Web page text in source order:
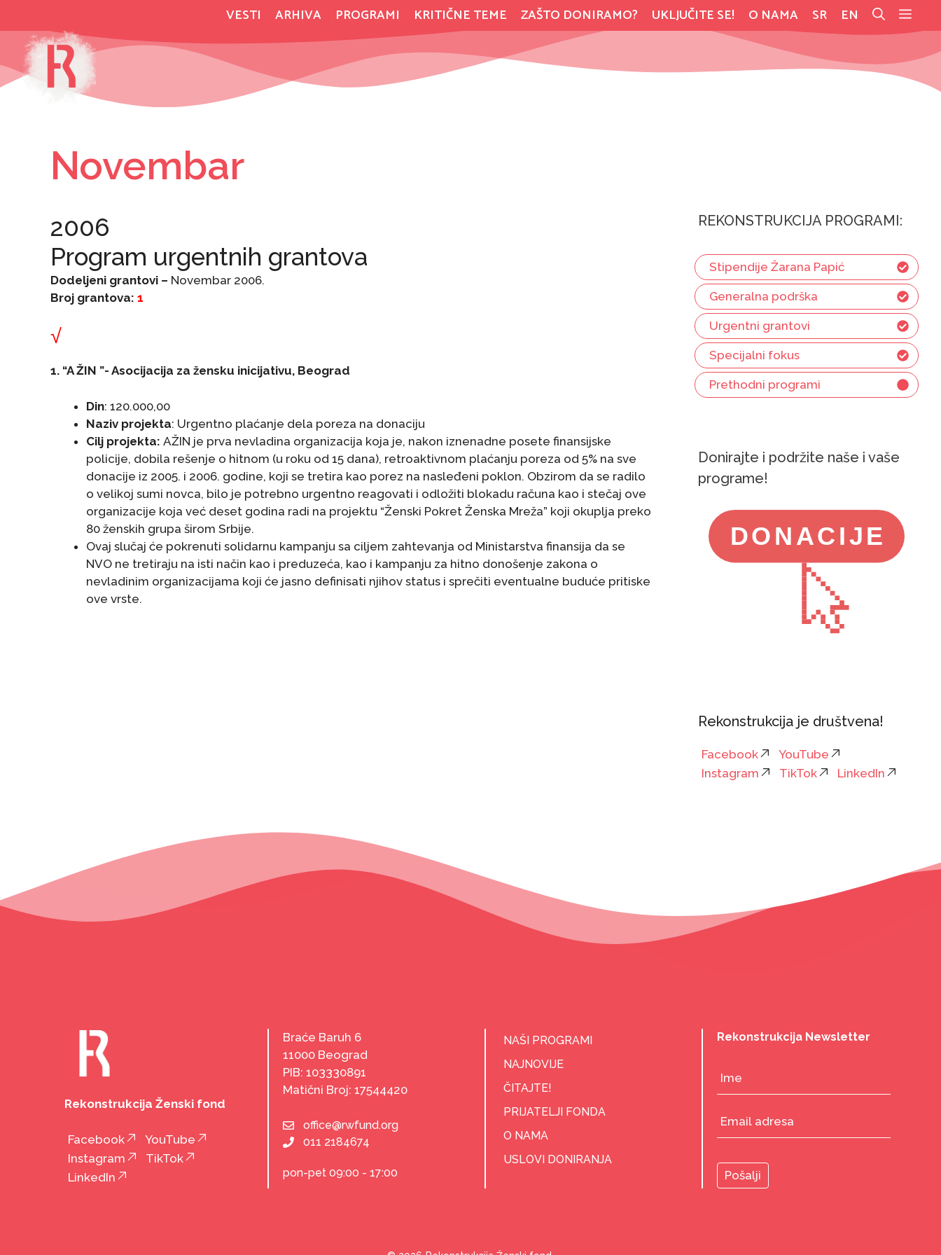
content
VESTI ARHIVA PROGRAMI KRITIČNE TEME ZAŠTO DONIRAMO? UKLJUČITE SE! O NAMA SR EN
Novembar
2006
Program urgentnih grantova
Dodeljeni grantovi – Novembar 2006.
Broj grantova: 1
√
1. “A ŽIN ”- Asocijacija za žensku inicijativu, Beograd
Din: 120.000,00
Naziv projekta: Urgentno plaćanje dela poreza na donaciju
Cilj projekta: AŽIN je prva nevladina organizacija koja je, nakon iznenadne posete finansijske
policije, dobila rešenje o hitnom (u roku od 15 dana), retroaktivnom plaćanju poreza od 5% na sve
donacije iz 2005. i 2006. godine, koji se tretira kao porez na nasleđeni poklon. Obzirom da se radilo
o velikoj sumi novca, bilo je potrebno urgentno reagovati i odložiti blokadu računa kao i stečaj ove
organizacije koja već deset godina radi na projektu “Ženski Pokret Ženska Mreža” koji okuplja preko
80 ženskih grupa širom Srbije.
Ovaj slučaj će pokrenuti solidarnu kampanju sa ciljem zahtevanja od Ministarstva finansija da se
NVO ne tretiraju na isti način kao i preduzeća, kao i kampanju za hitno donošenje zakona o
nevladinim organizacijama koji će jasno definisati njihov status i sprečiti eventualne buduće pritiske
ove vrste.
REKONSTRUKCIJA PROGRAMI:
Stipendije Žarana Papić
Generalna podrška
Urgentni grantovi
Specijalni fokus
Prethodni programi
Donirajte i podržite naše i vaše
programe!
Rekonstrukcija je društvena!
Facebook
YouTube
Instagram
TikTok LinkedIn
Rekonstrukcija Ženski fond
Facebook
YouTube
Instagram
TikTok
LinkedIn
Braće Baruh 6
11000 Beograd
PIB: 103330891
Matični Broj: 17544420
office@rwfund.org
011 2184674
pon-pet 09:00 - 17:00
NAŠI PROGRAMI
NAJNOVIJE
ČITAJTE!
PRIJATELJI FONDA
O NAMA
USLOVI DONIRANJA
Rekonstrukcija Newsletter